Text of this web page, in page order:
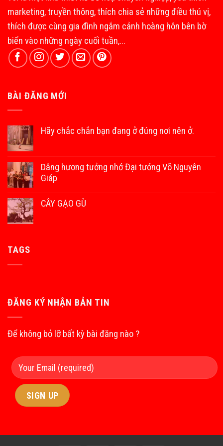
marketing, truyền thông, thích chia sẻ những điều thú vị,
thích được cùng gia đình ngắm cảnh hoàng hôn bên bờ
biển vào những ngày cuối tuần,...
BÀI ĐĂNG MỚI
Hãy chắc chắn bạn đang ở đúng nơi nên ở.
Dâng hương tưởng nhớ Đại tướng Võ Nguyên
Giáp
CÂY GẠO GÙ
TAGS
ĐĂNG KÝ NHẬN BẢN TIN
Để không bỏ lỡ bất kỳ bài đăng nào ?